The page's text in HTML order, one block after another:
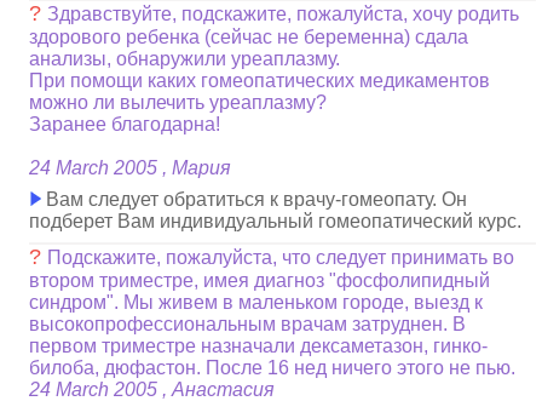
? Здравствуйте, подскажите, пожалуйста, хочу родить
здорового ребенка (сейчас не беременна) сдала
анализы, обнаружили уреаплазму.
При помощи каких гомеопатических медикаментов
можно ли вылечить уреаплазму?
Заранее благодарна!
24 March 2005 , Мария
Вам следует обратиться к врачу-гомеопату. Он
подберет Вам индивидуальный гомеопатический курс.
? Подскажите, пожалуйста, что следует принимать во
втором триместре, имея диагноз "фосфолипидный
синдром". Мы живем в маленьком городе, выезд к
высокопрофессиональным врачам затруднен. В
первом триместре назначали дексаметазон, гинко-
билоба, дюфастон. После 16 нед ничего этого не пью.
24 March 2005 , Анастасия